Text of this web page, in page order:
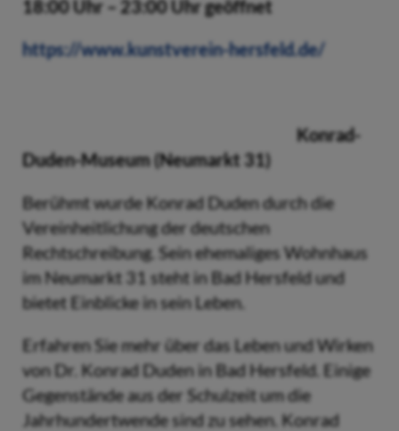
18:00 Uhr – 23:00 Uhr geöffnet
https://www.kunstverein-hersfeld.de/
Konrad-
Duden-Museum (Neumarkt 31)
Berühmt wurde Konrad Duden durch die
Vereinheitlichung der deutschen
Rechtschreibung. Sein ehemaliges Wohnhaus
im Neumarkt 31 steht in Bad Hersfeld und
bietet Einblicke in sein Leben.
Erfahren Sie mehr über das Leben und Wirken
von Dr. Konrad Duden in Bad Hersfeld. Einige
Gegenstände aus der Schulzeit um die
Jahrhundertwende sind zu sehen. Konrad